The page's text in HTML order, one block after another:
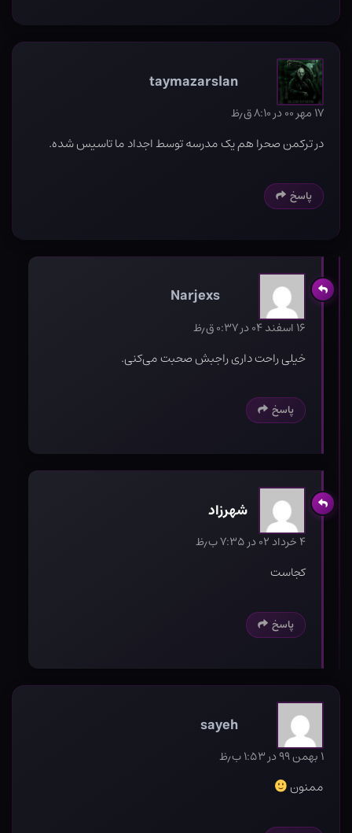
taymazarslan
۱۷ مهر ۰۰ در ۸:۱۰ ق٫ظ
در ترکمن صحرا هم یک مدرسه توسط اجداد ما تاسیس شده.
پاسخ
Narjexs
۱۶ اسفند ۰۴ در ۰:۳۷ ق٫ظ
خیلی راحت داری راجبش صحبت می‌کنی.
پاسخ
شهرزاد
۴ خرداد ۰۲ در ۷:۳۵ ب٫ظ
کجاست
پاسخ
sayeh
۱ بهمن ۹۹ در ۱:۵۳ ب٫ظ
ممنون